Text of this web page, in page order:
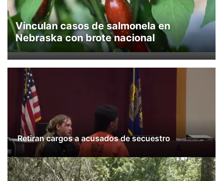
EEUU
Tiroteos
México
Internacional
Deportes
Telemundo Noticias
Entretenimiento
Inmigración
Concursos ▼
Reglas de Concursos
Tu Canal
Programcion
Veo Telemundo
El Tiempo ▼
Cancelaciones
Contacto
Region: Central
Central
Este
Vinculan casos de salmonela en
Nebraska con brote nacional
Retiran cargos a acusados de secuestro